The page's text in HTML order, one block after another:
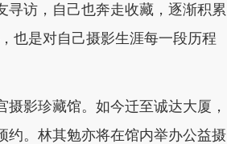
访，自己也奔走收藏，逐渐积累
也是对自己摄影生涯每一段历程
影珍藏馆。如今迁至诚达大厦，
约。林其勉亦将在馆内举办公益摄